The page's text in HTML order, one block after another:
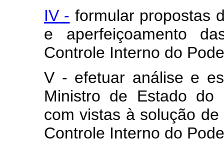
IV - formular propostas
e aperfeiçoamento
Controle Interno do
V - efetuar análise e
Ministro de Estado do
com vistas à solução
Controle Interno do